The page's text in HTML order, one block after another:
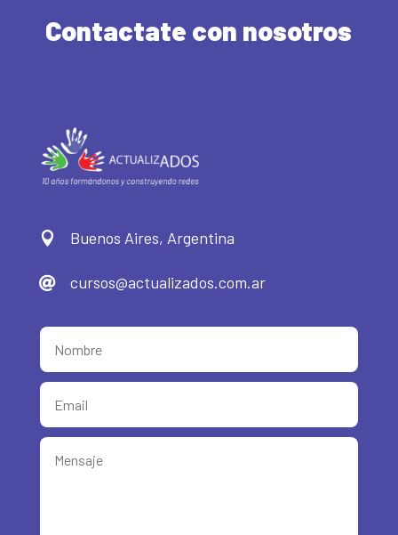
Contactate con nosotros
 Buenos Aires, Argentina
 cursos@actualizados.com.ar